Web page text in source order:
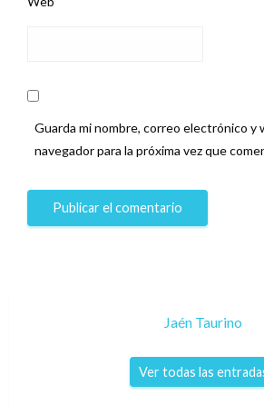
Guarda mi nombre, correo electrónico y
navegador para la próxima vez que
Jaén Taurino
Ver todas las